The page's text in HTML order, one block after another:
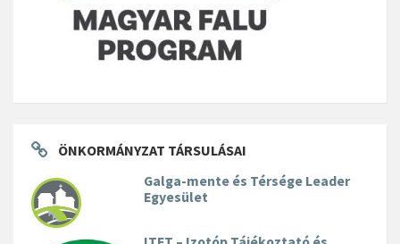
ÖNKORMÁNYZAT TÁRSULÁSAI
Galga-mente és Térsége Leader
Egyesület